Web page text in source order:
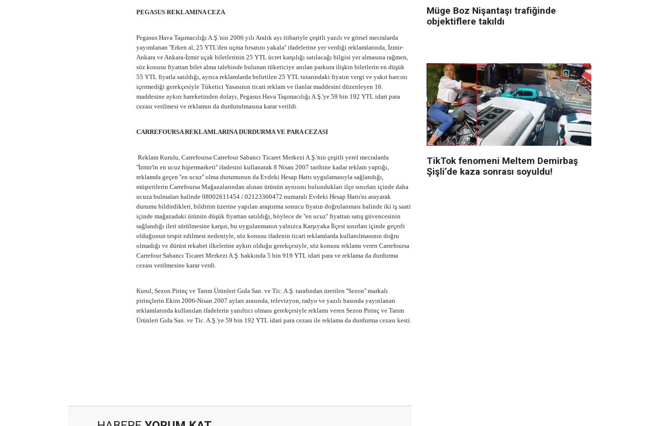
PEGASUS REKLAMINA CEZA
Pegasus Hava Taşımacılığı A.Ş.'nin 2006 yılı Aralık ayı itibariyle çeşitli yazılı ve görsel mecralarda
yayımlanan ''Erken al, 25 YTL'den uçma fırsatını yakala'' ifadelerine yer verdiği reklamlarında, İzmir-
Ankara ve Ankara-İzmir uçak biletlerinin 25 YTL ücret karşılığı satılacağı bilgisi yer almasına rağmen,
söz konusu fiyattan bilet alma talebinde bulunan tüketiciye anılan parkura ilişkin biletlerin en düşük
55 YTL fiyatla satıldığı, ayrıca reklamlarda belirtilen 25 YTL tutarındaki fiyatın vergi ve yakıt harcını
içermediği gerekçesiyle Tüketici Yasasının ticari reklam ve ilanlar maddesini düzenleyen 16.
maddesine aykırı hareketinden dolayı, Pegasus Hava Taşımacılığı A.Ş.'ye 59 bin 192 YTL idari para
cezası verilmesi ve reklamın da durdurulmasına karar verildi.
CARREFOURSA REKLAMLARINA DURDURMA VE PARA CEZASI
Reklam Kurulu, Carrefoursa Carrefour Sabancı Ticaret Merkezi A.Ş.'nin çeşitli yerel mecralarda
''İzmir'in en ucuz hipermarketi'' ifadesini kullanarak 8 Nisan 2007 tarihine kadar reklam yaptığı,
reklamda geçen ''en ucuz'' olma durumunun da Evdeki Hesap Hattı uygulamasıyla sağlandığı,
müşterilerin Carrefoursa Mağazalarından alınan ürünün aynısını bulundukları ilçe sınırları içinde daha
ucuza bulmaları halinde 08002611454 / 02123360472 numaralı Evdeki Hesap Hattı'nı arayarak
durumu bildirdikleri, bildirim üzerine yapılan araştırma sonucu fiyatın doğrulanması halinde iki iş saati
içinde mağazadaki ürünün düşük fiyattan satıldığı, böylece de ''en ucuz'' fiyattan satış güvencesinin
sağlandığı ileri sürülmesine karşın, bu uygulanmanın yalnızca Karşıyaka İlçesi sınırları içinde geçerli
olduğunun tespit edilmesi nedeniyle, söz konusu ifadenin ticari reklamlarda kullanılmasının doğru
olmadığı ve dürüst rekabet ilkelerine aykırı olduğu gerekçesiyle, söz konusu reklamı veren Carrefoursa
Carrefour Sabancı Ticaret Merkezi A.Ş. hakkında 5 bin 919 YTL idari para ve reklama da durdurma
cezası verilmesine karar verdi.
Kurul, Sezon Pirinç ve Tarım Ürünleri Gıda San. ve Tic. A.Ş. tarafından üretilen ''Sezon'' markalı
pirinçlerin Ekim 2006-Nisan 2007 ayları arasında, televizyon, radyo ve yazılı basında yayınlanan
reklamlarında kullanılan ifadelerin yanıltıcı olması gerekçesiyle reklamı veren Sezon Pirinç ve Tarım
Ürünleri Gıda San. ve Tic. A.Ş.'ye 59 bin 192 YTL idari para cezası ile reklama da durdurma cezası kesti.
Müge Boz Nişantaşı trafiğinde
objektiflere takıldı
TikTok fenomeni Meltem Demirbaş
Şişli’de kaza sonrası soyuldu!